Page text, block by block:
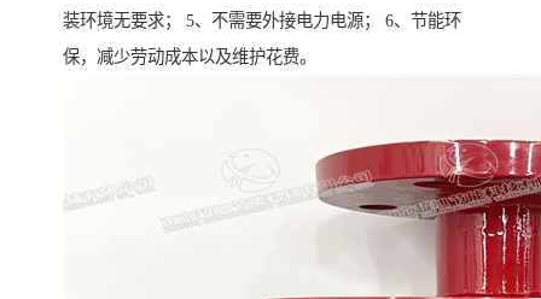
装环境无要求； 5、不需要外接电力电源； 6、节能环
保，减少劳动成本以及维护花费。